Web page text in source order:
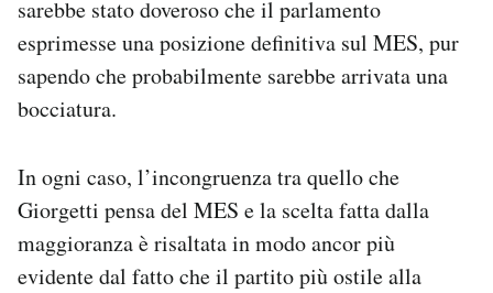
sarebbe stato doveroso che il parlamento
esprimesse una posizione definitiva sul MES, pur
sapendo che probabilmente sarebbe arrivata una
bocciatura.
In ogni caso, l’incongruenza tra quello che
Giorgetti pensa del MES e la scelta fatta dalla
maggioranza è risaltata in modo ancor più
evidente dal fatto che il partito più ostile alla